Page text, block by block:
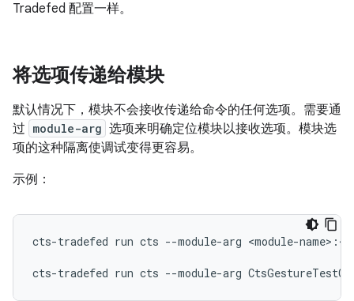
Tradefed 配置一样。
将选项传递给模块
默认情况下，模块不会接收传递给命令的任何选项。 需要通
过 module-arg 选项来明确定位模块以接收选项。模块选
项的这种隔离使调试变得更容易。
示例：
cts-tradefed run cts --module-arg <module-
cts-tradefed run cts --module-arg